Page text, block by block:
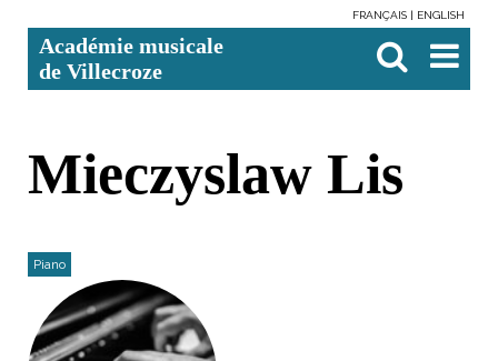
contenu.
Aller
à
personnels
FRANÇAIS ENGLISH
Académie musicale
de Villecroze

avancée…
Mieczyslaw Lis
Piano